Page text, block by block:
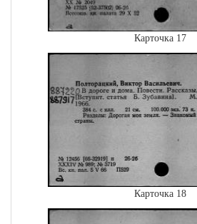
Карточка 17
Карточка 18